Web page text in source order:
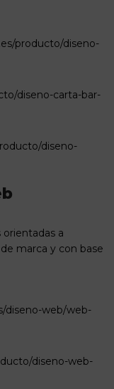
producto/diseno-
diseno-carta-bar-
diseno-
a
marca y con base
diseno-web/web-
diseno-web-